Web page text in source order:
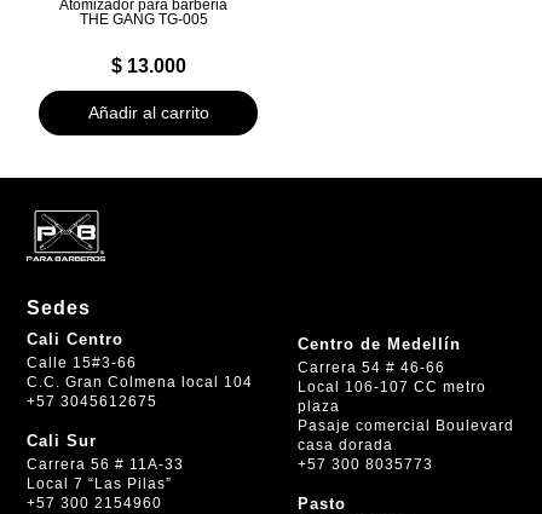
Atomizador para barberia
THE GANG TG-005
$13.000
Añadir al carrito
Sedes
Cali Centro
Calle 15#3-66
C.C. Gran Colmena local 104
+57 3045612675
Cali Sur
Carrera 56 # 11A-33
Local 7 “Las Pilas”
+57 300 2154960
Centro de Medellín
Carrera 54 # 46-66
Local 106-107 CC metro
plaza
Pasaje comercial Boulevard
casa dorada
+57 300 8035773
Pasto